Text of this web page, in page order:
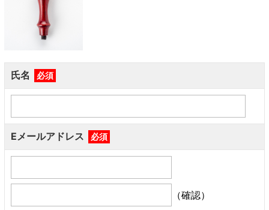
氏名 必須
Eメールアドレス 必須
（確認）